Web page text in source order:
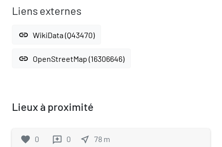
Liens externes
link WikiData (Q43470)
link OpenStreetMap (16306646)
Lieux à proximité
favorite 0 reviews 0 near_me 78 m